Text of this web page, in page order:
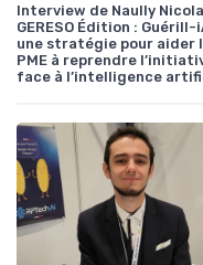
Interview de Naully
GERESO Édition : Guérill-
une stratégie pour aider
PME à reprendre
face à l’intelligence